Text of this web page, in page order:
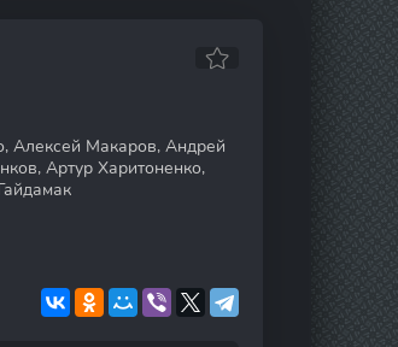
Алексей Макаров, Андрей
Артур Харитоненко,